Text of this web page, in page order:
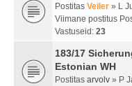
Postitas Veiler » L
Viimane postitus
Vastuseid: 23
183/17
Estonian WH
Postitas arvolv » P